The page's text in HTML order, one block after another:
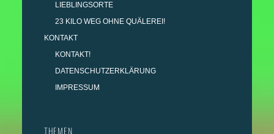
LIEBLINGSORTE
23 KILO WEG OHNE QUÄLEREI!
KONTAKT
KONTAKT!
DATENSCHUTZERKLÄRUNG
IMPRESSUM
THEMEN